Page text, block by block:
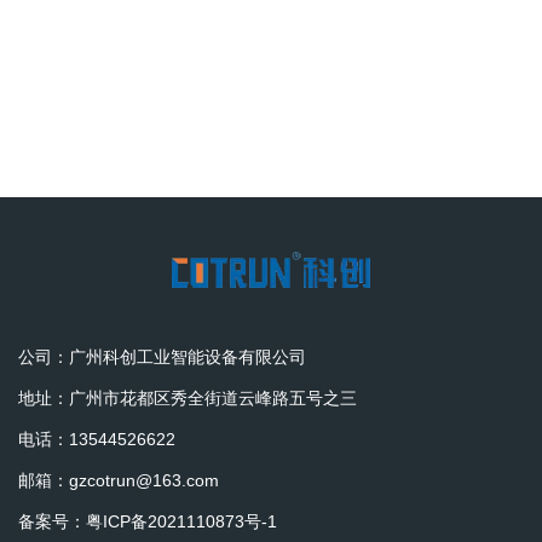
公司：广州科创工业智能设备有限公司
地址：广州市花都区秀全街道云峰路五号之三
电话：13544526622
邮箱：gzcotrun@163.com
备案号： 粤ICP备2021110873号-1